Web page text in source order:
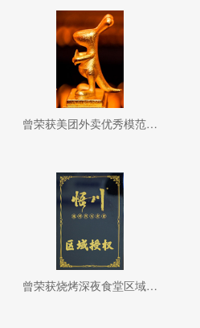
曾荣获美团外卖优秀模范品牌
曾荣获烧烤深夜食堂区域授权